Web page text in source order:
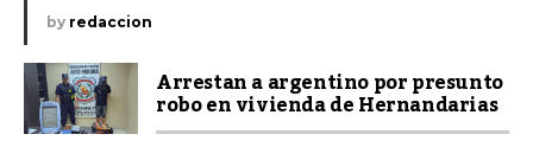
by redaccion
Arrestan a argentino por presunto
robo en vivienda de Hernandarias